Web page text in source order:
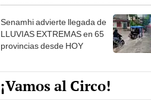
Senamhi advierte llegada de
LLUVIAS EXTREMAS en 65
provincias desde HOY
¡Vamos al Circo!